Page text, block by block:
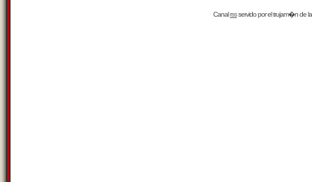
Canalrssservido por eltrujam�nde